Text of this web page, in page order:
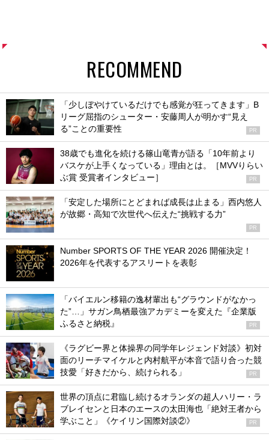
RECOMMEND
「少しぼやけているだけでも感覚が狂ってきます」B
リーグ屈指のシューター・安藤周人が明かす“見え
る”ことの重要性
PR
38歳でも進化を続ける篠山竜青が語る「10年前より
バスケが上手くなっている」理由とは。［MVVりらい
ぶ賞 受賞者インタビュー］
PR
「安定した場所にとどまれば成長は止まる」西内悠人
が故郷・高知で次世代へ伝えた“挑戦する力”
PR
Number SPORTS OF THE YEAR 2026 開催決定！
2026年を代表するアスリートを表彰
「バイエルン移籍の逸材輩出も“グラウンドがなかっ
た”…」サガン鳥栖最強アカデミーを変えた『企業版
ふるさと納税』
PR
《ラグビー界と体操界の同学年レジェンド対談》初対
面のリーチマイケルと内村航平が本音で語り合った競
技愛「好きだから、続けられる」
PR
世界の頂点に君臨し続けるオランダの超人ハリー・ラ
ブレイセンと日本のエースの太田海也「絶対王者から
学ぶこと」《ケイリン国際対談②》
PR